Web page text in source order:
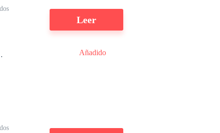
Leer
Añadido